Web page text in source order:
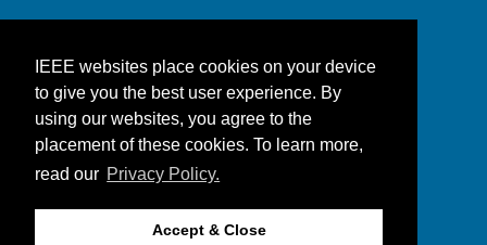
IEEE websites place cookies on your device
to give you the best user experience. By
using our websites, you agree to the
placement of these cookies. To learn more,
read our Privacy Policy.
Accept & Close